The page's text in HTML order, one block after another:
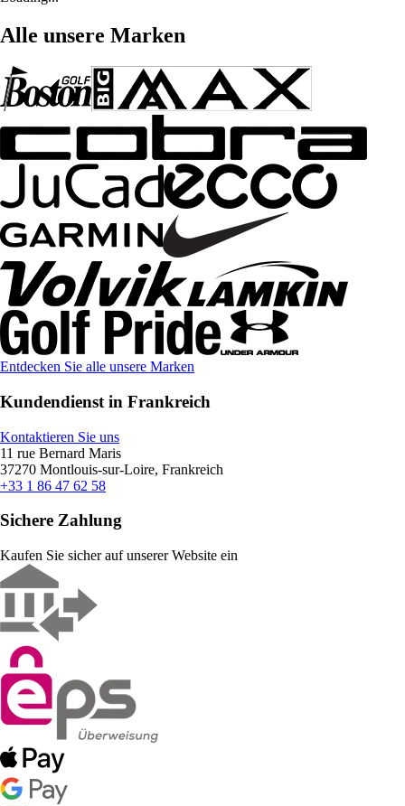
Alle unsere Marken
Entdecken Sie alle unsere Marken
Kundendienst in Frankreich
Kontaktieren Sie uns
11 rue Bernard Maris
37270 Montlouis-sur-Loire, Frankreich
+33 1 86 47 62 58
Sichere Zahlung
Kaufen Sie sicher auf unserer Website ein